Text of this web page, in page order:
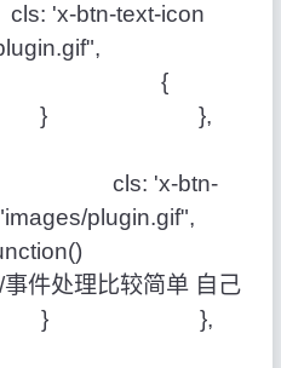
text-icon
plugin.gif",
{
', cls: 'x-btn-
plugin.gif",
较简单 自己
理 } },